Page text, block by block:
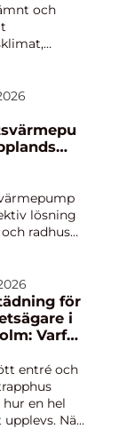
medoch
el- eller
I
runtom i
gått
mer
villor
lösning
radhus
få
behagligt
I ett
för
i
Varför
entré och
hur en hel
När